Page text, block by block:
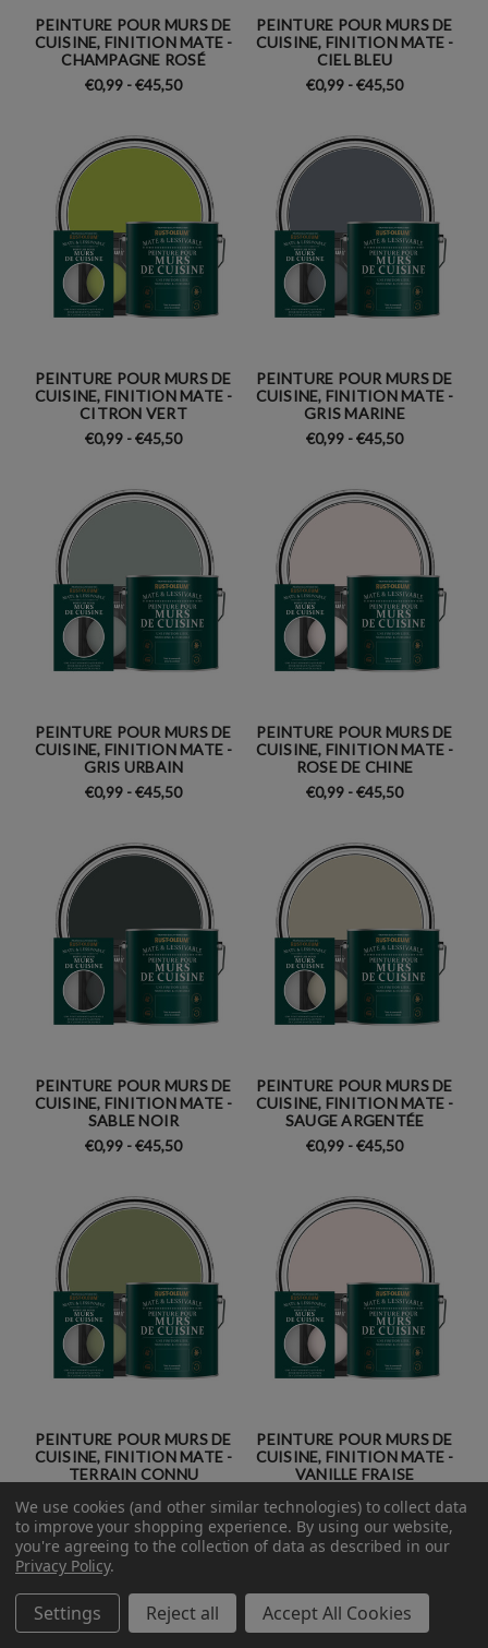
PEINTURE POUR MURS DE
CUISINE, FINITION MATE -
CHAMPAGNE ROSÉ
€0,99 - €45,50
PEINTURE POUR MURS DE
CUISINE, FINITION MATE -
CIEL BLEU
€0,99 - €45,50
PEINTURE POUR MURS DE
CUISINE, FINITION MATE -
CITRON VERT
€0,99 - €45,50
PEINTURE POUR MURS DE
CUISINE, FINITION MATE -
GRIS MARINE
€0,99 - €45,50
PEINTURE POUR MURS DE
CUISINE, FINITION MATE -
GRIS URBAIN
€0,99 - €45,50
PEINTURE POUR MURS DE
CUISINE, FINITION MATE -
ROSE DE CHINE
€0,99 - €45,50
PEINTURE POUR MURS DE
CUISINE, FINITION MATE -
SABLE NOIR
€0,99 - €45,50
PEINTURE POUR MURS DE
CUISINE, FINITION MATE -
SAUGE ARGENTÉE
€0,99 - €45,50
PEINTURE POUR MURS DE
CUISINE, FINITION MATE -
TERRAIN CONNU
€0,99 - €45,50
PEINTURE POUR MURS DE
CUISINE, FINITION MATE -
VANILLE FRAISE
€0,99 - €45,50
We use cookies (and other similar technologies) to collect data
to improve your shopping experience. By using our website,
you're agreeing to the collection of data as described in our
Privacy Policy.
Settings Reject all Accept All Cookies